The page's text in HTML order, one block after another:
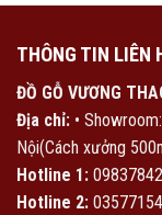
THÔNG TIN LIÊN
ĐỒ GỖ VƯƠNG
Địa chỉ: •
Nội(Cách xưởng
Hotline 1:
Hotline 2: